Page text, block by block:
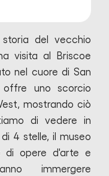
del vecchio
visita al Briscoe
nel cuore di San
uno scorcio
mostrando ciò
di vedere in
4 stelle, il museo
di opere d'arte e
immergere